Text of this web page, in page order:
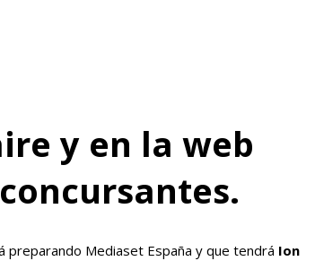
y en la web
preparando Mediaset España y que tendrá Ion